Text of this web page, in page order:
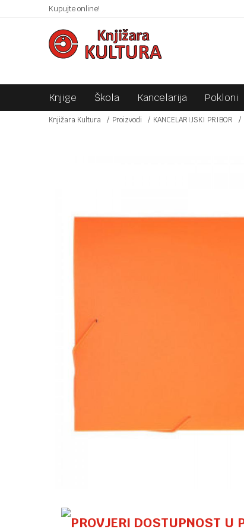
Kupujte online!SIGURNO PLAĆANJE PLATNIM KARTICAMA!
Knjige Škola Kancelarija Pokloni
Knjižara Kultura Proizvodi KANCELARIJSKI PRIBOR